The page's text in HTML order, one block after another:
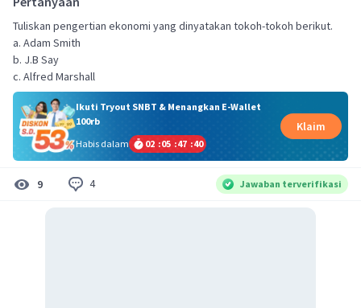
Tuliskan pengertian ekonomi yang dinyatakan tokoh-tokoh berikut.
a. Adam Smith
b. J.B Say
c. Alfred Marshall
Ikuti Tryout SNBT & Menangkan E-Wallet
100rb
Habis dalam
02 :05 :47 :39
Klaim
9 4 Jawaban terverifikasi